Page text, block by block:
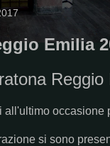
Emilia
Reggio
all'ultimo occasione
si sono